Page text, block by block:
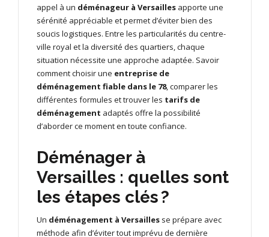
appel à un déménageur à Versailles apporte une
sérénité appréciable et permet d’éviter bien des
soucis logistiques. Entre les particularités du centre-
ville royal et la diversité des quartiers, chaque
situation nécessite une approche adaptée. Savoir
comment choisir une entreprise de
déménagement fiable dans le 78, comparer les
différentes formules et trouver les tarifs de
déménagement adaptés offre la possibilité
d’aborder ce moment en toute confiance.
Déménager à
Versailles : quelles sont
les étapes clés ?
Un déménagement à Versailles se prépare avec
méthode afin d’éviter tout imprévu de dernière